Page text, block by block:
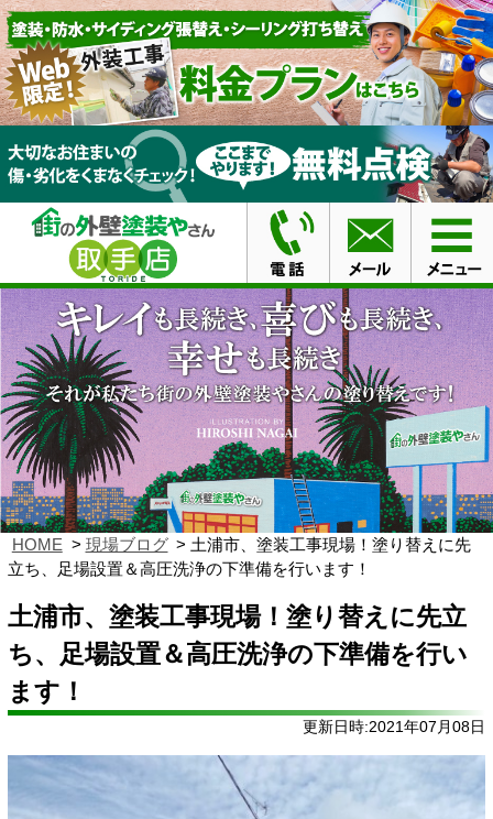
HOME 現場ブログ
土浦市、塗装工事現場！塗り替えに先
立ち、足場設置＆高圧洗浄の下準備を行います！
土浦市、塗装工事現場！塗り替えに先立
ち、足場設置＆高圧洗浄の下準備を行い
ます！
更新日時:2021年07月08日